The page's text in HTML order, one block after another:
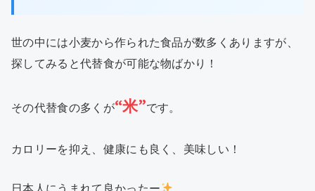
世の中には小麦から作られた食品が数多くありますが、
探してみると代替食が可能な物ばかり！
その代替食の多くが“米”です。
カロリーを抑え、健康にも良く、美味しい！
日本人にうまれて良かったー